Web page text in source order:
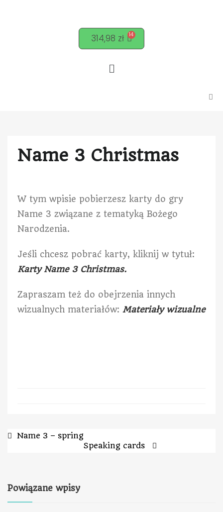
314,98 zł
Name 3 Christmas
W tym wpisie pobierzesz karty do gry
Name 3 związane z tematyką Bożego
Narodzenia.
Jeśli chcesz pobrać karty, kliknij w tytuł:
Karty Name 3 Christmas.
Zapraszam też do obejrzenia innych
wizualnych materiałów: Materiały wizualne
Name 3 – spring
Speaking cards
Powiązane wpisy